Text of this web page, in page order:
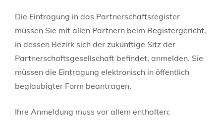
Die Eintragung in das Partnerschaftsregister
müssen Sie mit allen Partnern beim Registergericht,
in dessen Bezirk sich der zukünftige Sitz der
Partnerschaftsgesellschaft befindet, anmelden. Sie
müssen die Eintragung elektronisch in öffentlich
beglaubigter Form beantragen.
Ihre Anmeldung muss vor allem enthalten: